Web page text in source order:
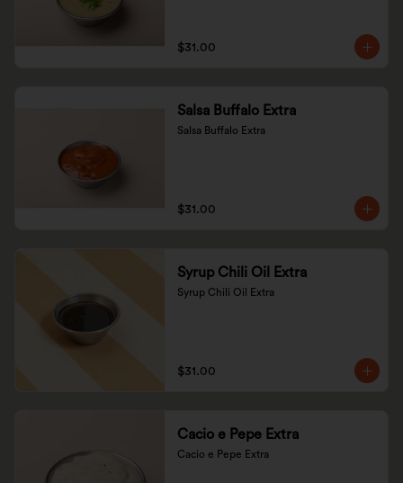
$31.00
Salsa Buffalo Extra
Salsa Buffalo Extra
$31.00
Syrup Chili Oil Extra
Syrup Chili Oil Extra
$31.00
Cacio e Pepe Extra
Cacio e Pepe Extra